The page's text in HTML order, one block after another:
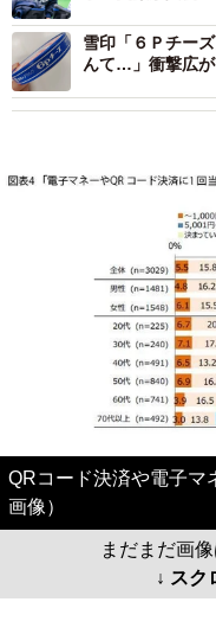
雪印「６Ｐチー
んて…」衝撃広
QRコード決済や電子マ
画像）
まだまだ画
↓ スク